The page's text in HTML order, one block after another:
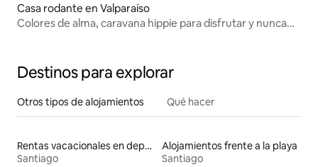
Casa rodante en Valparaíso
Colores de alma, caravana hippie para disfrutar y nunca
Destinos para explorar
Otros tipos de alojamientos Qué hacer
Rentas vacacionales en departamentos con cama de altura accesible
Santiago
Alojamientos frente a la playa
Santiago